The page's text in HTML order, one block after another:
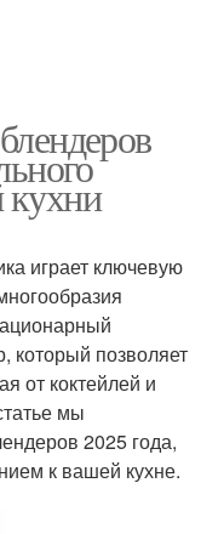
играет ключевую
который позволяет
от коктейлей и
мы
2025 года,
к вашей кухне.